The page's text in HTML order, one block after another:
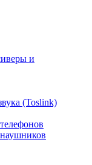
и
(Toslink)